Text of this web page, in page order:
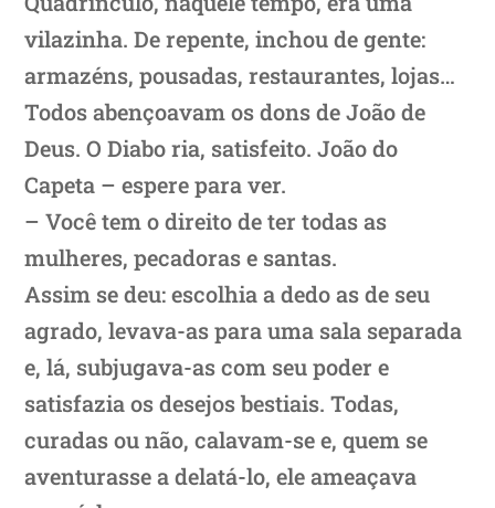
vilazinha. De repente, inchou de gente:
armazéns, pousadas, restaurantes, lojas…
Todos abençoavam os dons de João de
Deus. O Diabo ria, satisfeito. João do
Capeta – espere para ver.
– Você tem o direito de ter todas as
mulheres, pecadoras e santas.
Assim se deu: escolhia a dedo as de seu
agrado, levava-as para uma sala separada
e, lá, subjugava-as com seu poder e
satisfazia os desejos bestiais. Todas,
curadas ou não, calavam-se e, quem se
aventurasse a delatá-lo, ele ameaçava